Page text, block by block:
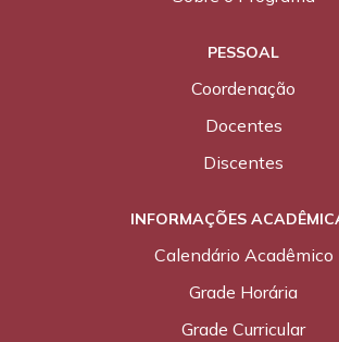
PESSOAL
Coordenação
Docentes
Discentes
INFORMAÇÕES
Calendário Acadêmico
Grade Horária
Grade Curricular